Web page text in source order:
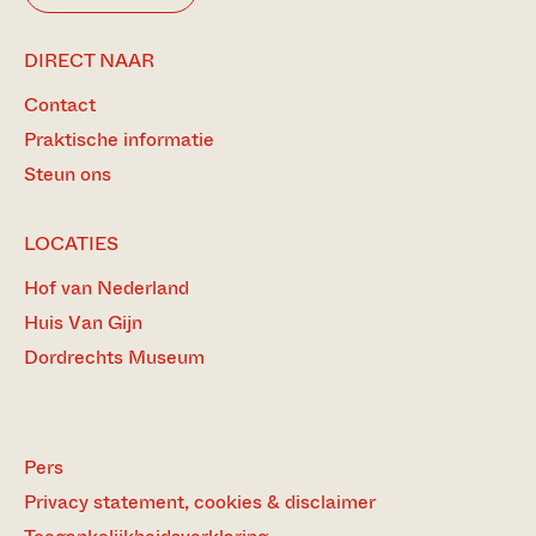
DIRECT NAAR
Contact
Praktische informatie
Steun ons
LOCATIES
Hof van Nederland
Huis Van Gijn
Dordrechts Museum
Pers
Privacy statement, cookies & disclaimer